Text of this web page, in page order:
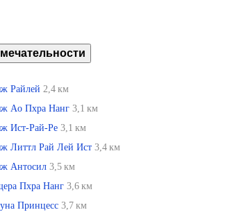
Райлей 2,4 км
Ao Пхра Нанг 3,1 км
Ист-Рай-Ре 3,1 км
Литтл Рай Лей Ист 3,4 км
Антосил 3,5 км
Пхра Нанг 3,6 км
Принцесс 3,7 км